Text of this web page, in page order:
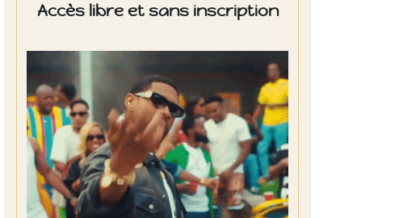
Accès libre et sans inscription